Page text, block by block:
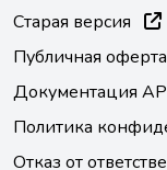
Старая версия
Публичная оферта
Документация
Политика
Отказ от